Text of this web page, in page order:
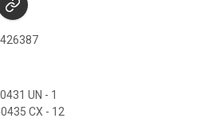
UN - 1
CX - 12